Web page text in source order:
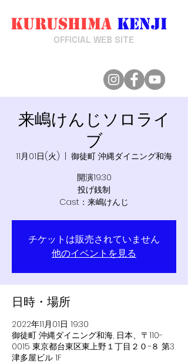
OFFICIAL WEB SITE
Kurushima Kenji
来嶋けんじソロライ
ブ
11月01日(火)
御徒町 沖縄ダイニング和海
開演19:30
投げ銭制
Cast：来嶋けんじ
チケットは販売されていません
他のイベントを見る
日時・場所
2022年11月01日 19:30
御徒町 沖縄ダイニング和海, 日本、〒110-
0015 東京都台東区東上野１丁目２０−８ 第3
津多屋ビル 1F